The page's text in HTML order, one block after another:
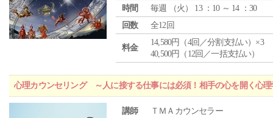
時間
毎週 （火 ） 13 ：10 ～ 14 ：30
回数
全12回
料金
14,580円（4回／分割支払い）×3
40,500円（12回／一括支払い）
心理カウンセリング ～人に接する仕事には必須！相手の心を開く心理
講師
ＴＭＡカウンセラー